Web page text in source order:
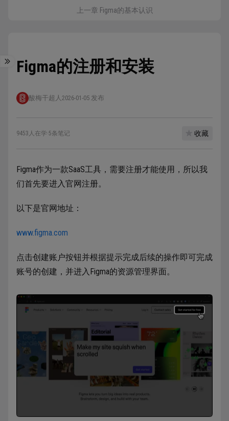
上一章 Figma的基本认识
Figma的注册和安装
酸梅干超人 2026-01-05 发布
9453人在学·5条笔记 收藏
Figma作为一款SaaS工具，需要注册才能使用，所以我
们首先要进入官网注册。
以下是官网地址：
www.figma.com
点击创建账户按钮并根据提示完成后续的操作即可完成
账号的创建，并进入Figma的资源管理界面。